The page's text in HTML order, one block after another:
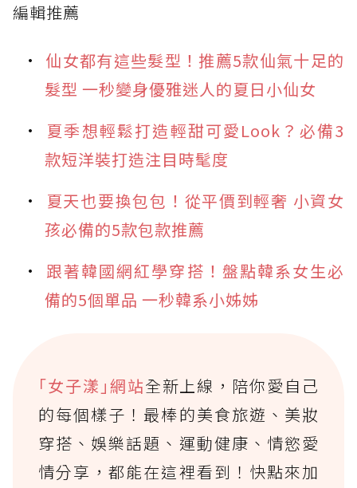
編輯推薦
仙女都有這些髮型！推薦5款仙氣十足的
髮型 一秒變身優雅迷人的夏日小仙女
夏季想輕鬆打造輕甜可愛Look？必備3
款短洋裝打造注目時髦度
夏天也要換包包！從平價到輕奢 小資女
孩必備的5款包款推薦
跟著韓國網紅學穿搭！盤點韓系女生必
備的5個單品 一秒韓系小姊姊
｢女子漾｣網站全新上線，陪你愛自己
的每個樣子！最棒的美食旅遊、美妝
穿搭、娛樂話題、運動健康、情慾愛
情分享，都能在這裡看到！快點來加